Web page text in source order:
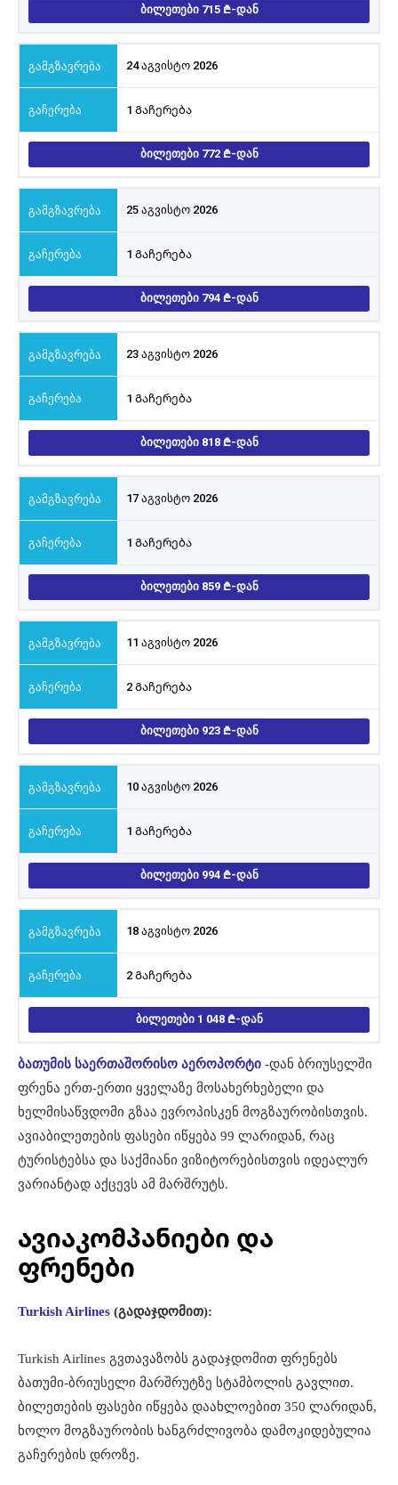
ᲑᲘᲚᲔᲗᲔᲑᲘ 715 -ᲓᲐᲜ
24 აგვისტო 2026
1 Გაჩერება
ᲑᲘᲚᲔᲗᲔᲑᲘ 772 -ᲓᲐᲜ
25 აგვისტო 2026
1 Გაჩერება
ᲑᲘᲚᲔᲗᲔᲑᲘ 794 -ᲓᲐᲜ
23 აგვისტო 2026
1 Გაჩერება
ᲑᲘᲚᲔᲗᲔᲑᲘ 818 -ᲓᲐᲜ
17 აგვისტო 2026
1 Გაჩერება
ᲑᲘᲚᲔᲗᲔᲑᲘ 859 -ᲓᲐᲜ
11 აგვისტო 2026
2 Გაჩერება
ᲑᲘᲚᲔᲗᲔᲑᲘ 923 -ᲓᲐᲜ
10 აგვისტო 2026
1 Გაჩერება
ᲑᲘᲚᲔᲗᲔᲑᲘ 994 -ᲓᲐᲜ
18 აგვისტო 2026
2 Გაჩერება
ᲑᲘᲚᲔᲗᲔᲑᲘ 1 048 -ᲓᲐᲜ
ბათუმის საერთაშორისო აეროპორტი -დან ბრიუსელში
ფრენა ერთ-ერთი ყველაზე მოსახერხებელი და
ხელმისაწვდომი გზაა ევროპისკენ მოგზაურობისთვის.
ავიაბილეთების ფასები იწყება 99 ლარიდან, რაც
ტურისტებსა და საქმიანი ვიზიტორებისთვის იდეალურ
ვარიანტად აქცევს ამ მარშრუტს.
ავიაკომპანიები და
ფრენები
Turkish Airlines (გადაჯდომით):
Turkish Airlines გვთავაზობს გადაჯდომით ფრენებს
ბათუმი-ბრიუსელი მარშრუტზე სტამბოლის გავლით.
ბილეთების ფასები იწყება დაახლოებით 350 ლარიდან,
ხოლო მოგზაურობის ხანგრძლივობა დამოკიდებულია
გაჩერების დროზე.